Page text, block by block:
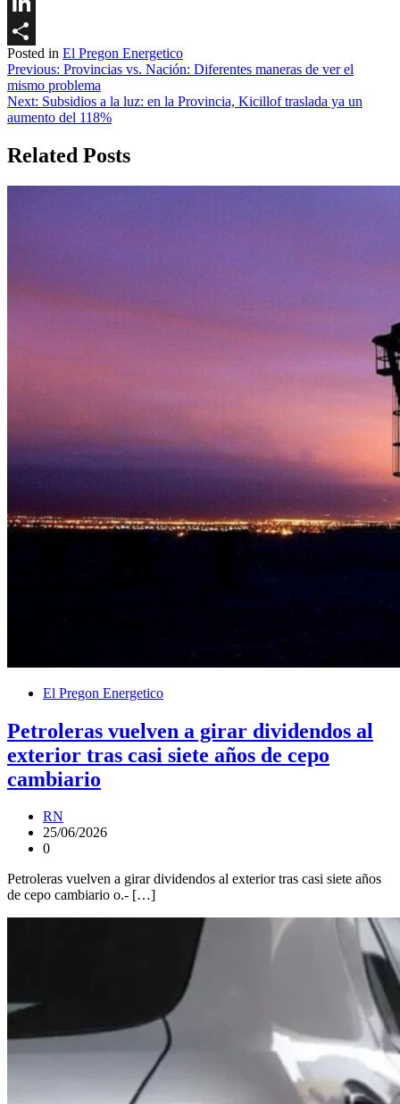
LinkedIn
Share
Posted in El Pregon Energetico
Navegación
de
entradas
Previous: Provincias vs. Nación: Diferentes maneras de ver el
mismo problema
Next: Subsidios a la luz: en la Provincia, Kicillof traslada ya un
aumento del 118%
Related Posts
El Pregon Energetico
Petroleras vuelven a girar dividendos al
exterior tras casi siete años de cepo
cambiario
RN
25/06/2026
0
Petroleras vuelven a girar dividendos al exterior tras casi siete años
de cepo cambiario o.- […]